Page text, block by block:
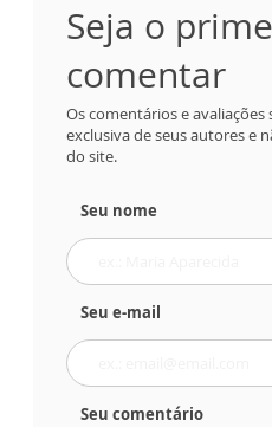
Seja o
comentar
Os comentários e
exclusiva de seus autores e
do site.
Seu nome
Seu e-mail
Seu comentário